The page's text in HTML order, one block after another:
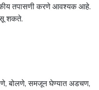
तपासणी करणे आवश्यक आहे.
शकते.
बोलणे, समजून घेण्यात अडचण,